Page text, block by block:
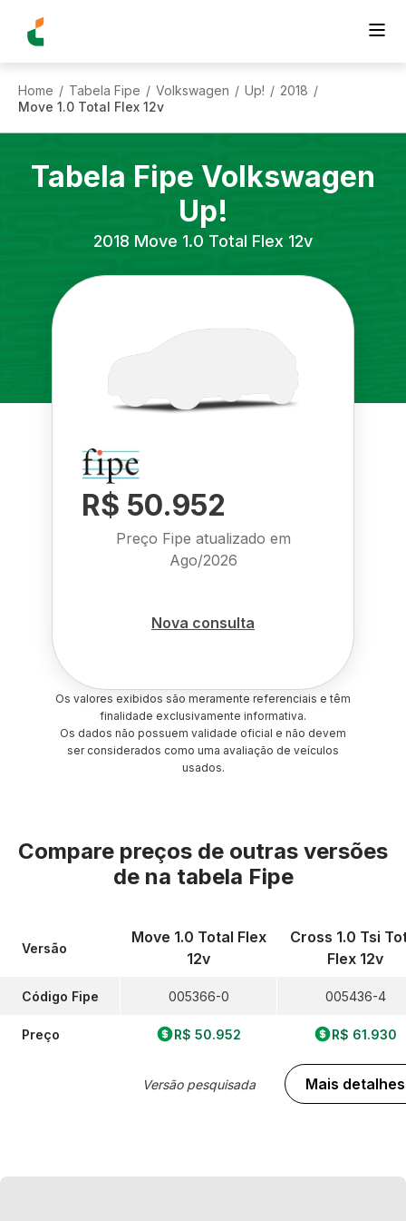
Home / Tabela Fipe / Volkswagen / Up! / 2018 /
Move 1.0 Total Flex 12v
Tabela Fipe Volkswagen
Up!
2018 Move 1.0 Total Flex 12v
R$ 50.952
Preço Fipe atualizado em
Ago/2026
Nova consulta
Os valores exibidos são meramente referenciais e têm
finalidade exclusivamente informativa.
Os dados não possuem validade oficial e não devem
ser considerados como uma avaliação de veículos
usados.
Compare preços de outras versões
de na tabela Fipe
Versão
Código Fipe
Preço
Move 1.0 Total Flex
12v
005366-0
R$ 50.952
Versão pesquisada
Cross 1.0 Tsi
Flex 12v
005436-4
R$ 61.930
Mais detalhes